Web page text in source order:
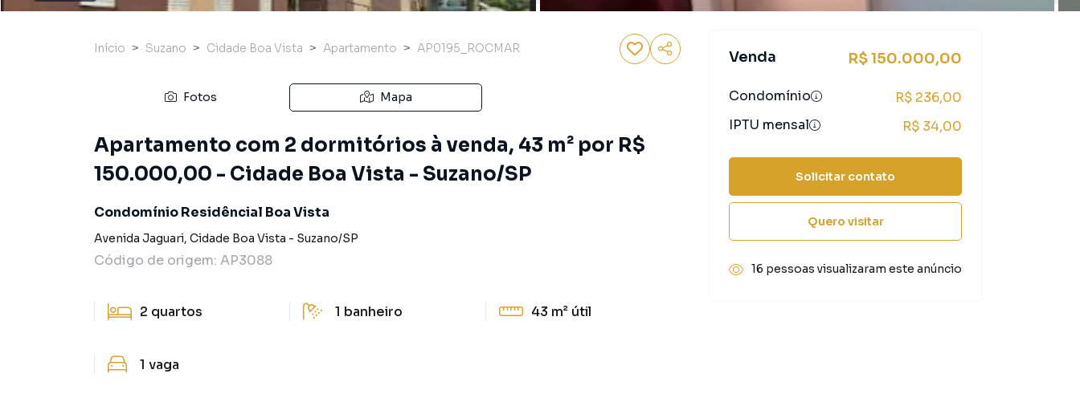
Início Suzano Cidade Boa Vista Apartamento AP0195_ROCMAR
Fotos Mapa
Apartamento com 2 dormitórios à venda, 43 m² por R$
150.000,00 - Cidade Boa Vista - Suzano/SP
Condomínio Residêncial Boa Vista
Avenida Jaguari, Cidade Boa Vista - Suzano/SP
Código de origem: AP3088
2 quartos 1 banheiro 43 m² útil
1 vaga
Venda R$ 150.000,00
Condomínio
R$ 236,00
IPTU mensal
R$ 34,00
Solicitar contato
Quero visitar
16 pessoas visualizaram este anúncio